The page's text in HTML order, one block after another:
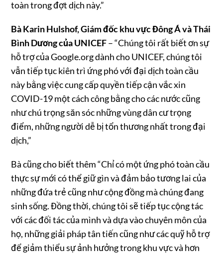
toàn trong đợt dịch này.”
Bà Karin Hulshof, Giám đốc khu vực Đông Á và Thái
Bình Dương của UNICEF– “Chúng tôi rất biết ơn sự
hỗ trợ của Google.org dành cho UNICEF, chúng tôi
vẫn tiếp tục kiên trì ứng phó với đại dịch toàn cầu
này bằng việc cung cấp quyền tiếp cận vắc xin
COVID-19 một cách công bằng cho các nước cũng
như chú trọng săn sóc những vùng dân cư trọng
điểm, những người dễ bị tổn thương nhất trong đại
dịch,”
Bà cũng cho biết thêm “Chỉ có một ứng phó toàn cầu
thực sự mới có thể giữ gìn và đảm bảo tương lai của
những đứa trẻ cũng như cộng đồng mà chúng đang
sinh sống. Đồng thời, chúng tôi sẽ tiếp tục cộng tác
với các đối tác của mình và dựa vào chuyên môn của
họ, những giải pháp tân tiến cũng như các quỹ hỗ trợ
để giảm thiểu sự ảnh hưởng trong khu vực và hơn